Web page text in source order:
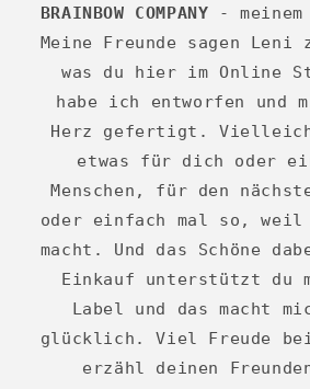
BRAINBOW COMPANY -
Meine Freunde sagen
was du hier im Online
habe ich entworfen und
Herz gefertigt.
etwas für dich oder
Menschen, für den
oder einfach mal so, weil
macht. Und das Schöne
Einkauf unterstützt du
Label und das macht
glücklich. Viel Freude
erzähl deinen